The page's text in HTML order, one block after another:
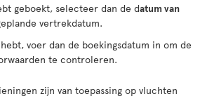
geboekt, selecteer dan de datum van
vertrekdatum.
voer dan de boekingsdatum in om de
te controleren.
zijn van toepassing op vluchten